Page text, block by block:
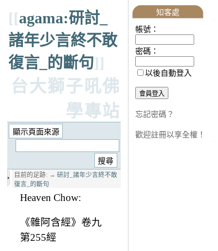
[[agama:研討_
諸年少言終不敢
復言_的斷句]]
台大獅子吼佛
學專站
目前的足跡: → 研討_諸年少言終不敢
復言_的斷句
Heaven Chow:
《雜阿含經》卷九
第255經
知客處
帳號：
密碼：
以後自動登入
忘記密碼？
歡迎註冊以享全權！